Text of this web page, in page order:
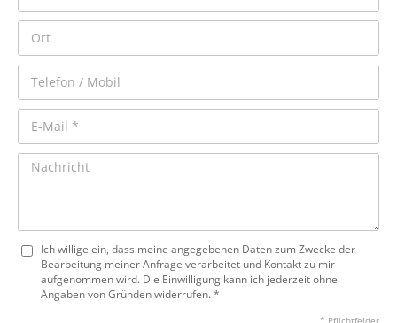
Ich willige ein, dass meine angegebenen Daten zum Zwecke der
Bearbeitung meiner Anfrage verarbeitet und Kontakt zu mir
aufgenommen wird. Die Einwilligung kann ich jederzeit ohne
Angaben von Gründen widerrufen. *
* Pflichtfelder